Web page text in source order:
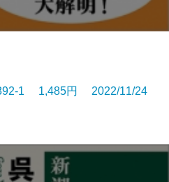
1 1,485円 2022/11/24